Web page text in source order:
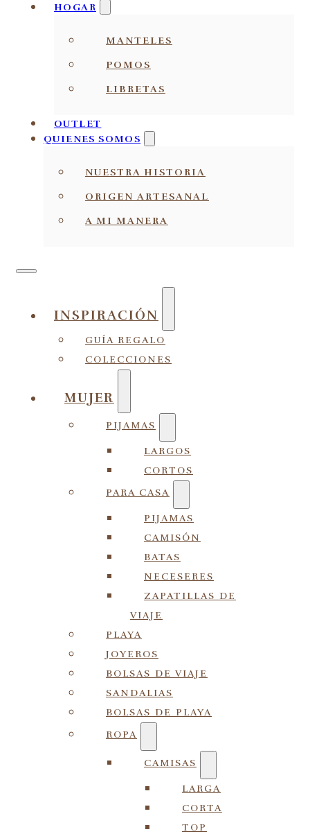
HOGAR
MANTELES
POMOS
LIBRETAS
OUTLET
QUIENES SOMOS
NUESTRA HISTORIA
ORIGEN ARTESANAL
A MI MANERA
INSPIRACIÓN
GUÍA REGALO
COLECCIONES
MUJER
PIJAMAS
LARGOS
CORTOS
PARA CASA
PIJAMAS
CAMISÓN
BATAS
NECESERES
ZAPATILLAS DE
VIAJE
PLAYA
JOYEROS
BOLSAS DE VIAJE
SANDALIAS
BOLSAS DE PLAYA
ROPA
CAMISAS
LARGA
CORTA
TOP